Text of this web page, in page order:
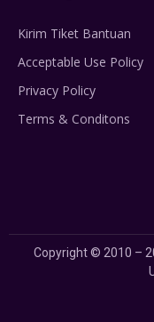
Kirim Tiket Bantuan
Acceptable Use Policy
Privacy Policy
Terms & Conditons
Copyright © 2010 –